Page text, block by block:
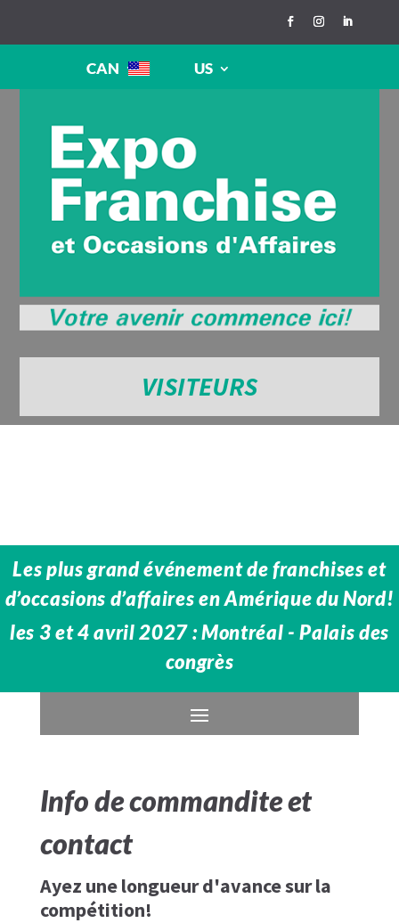
CAN US
VISITEURS
Les plus grand événement de franchises et
d’occasions d’affaires en Amérique du Nord!
les 3 et 4 avril 2027 : Montréal - Palais des
congrès
Info de commandite et
contact
Ayez une longueur d'avance sur la
compétition!